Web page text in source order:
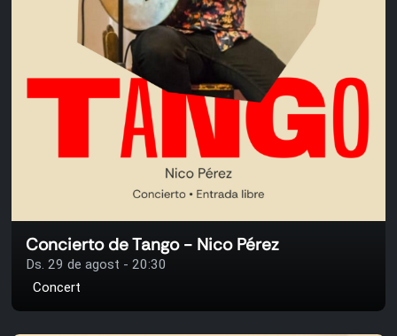
Concierto de Tango - Nico Pérez
Ds. 29 de agost - 20:30
Concert